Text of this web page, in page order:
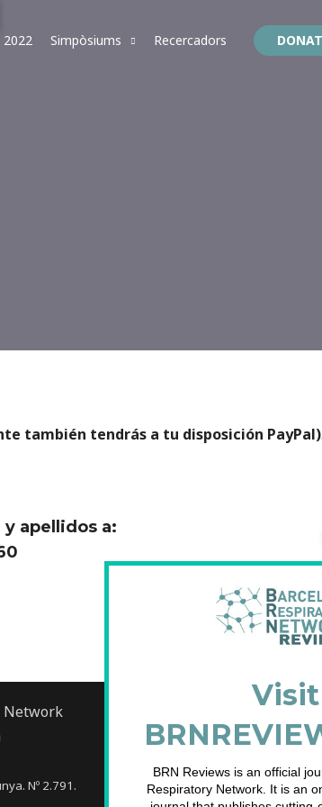
2022 Simpòsiums Recercadors
también tendrás a tu disposición PayPal)
apellidos a:
Network
Nº 2.791.